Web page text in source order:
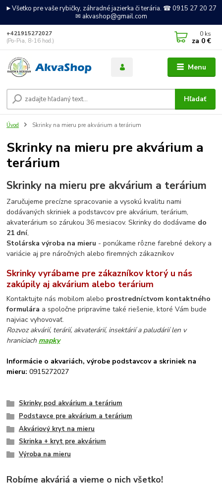
►Všetko pre vaše rybičky, záhradné jazierka či terária. ☎ 0915 27 20 27
✉ akvashop@gmail.com
Menu
Hľadať
+421915272027
(Po-Pia, 8-16 hod.)
0 ks
za 0 €
Úvod Skrinky na mieru pre akvárium a terárium
Skrinky na mieru pre akvárium a
terárium
Skrinky na mieru pre akvárium a terárium
Zaručujeme precízne spracovanie a vysokú kvalitu nami
dodávaných skriniek a podstavcov pre akvárium, terárium,
akvaterárium so zárukou 36 mesiacov. Skrinky do dodávame do
21 dní,
Stolárska výroba na mieru - ponúkame rôzne farebné dekory a
variácie aj pre náročných alebo firemných zákazníkov
Skrinky vyrábame pre zákazníkov ktorý u nás
zakúpily aj akvárium alebo terárium
Kontaktujte nás mobilom alebo prostredníctvom kontaktného
formulára a spoločne pripravíme také riešenie, ktoré Vám bude
najviac vyhovovať.
Rozvoz akvárií, terárií, akvaterárií, insektárií a paludárií len v
hraniciach mapky
Informácie o akvariách, výrobe podstavcov a skriniek na
mieru:0915272027
Skrinky pod akvárium a terárium
Podstavce pre akvárium a terárium
Akváriový kryt na mieru
Skrinka + kryt pre akvárium
Výroba na mieru
Robíme akváriá a vieme o nich všetko!